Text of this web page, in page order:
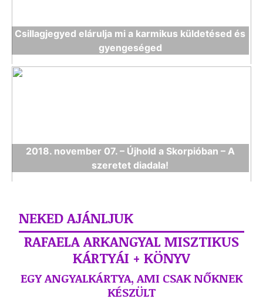
Csillagjegyed elárulja mi a karmikus küldetésed és
gyengeséged
2018. november 07. – Újhold a Skorpióban – A
szeretet diadala!
NEKED AJÁNLJUK
RAFAELA ARKANGYAL MISZTIKUS
KÁRTYÁI + KÖNYV
EGY ANGYALKÁRTYA, AMI CSAK NŐKNEK
KÉSZÜLT